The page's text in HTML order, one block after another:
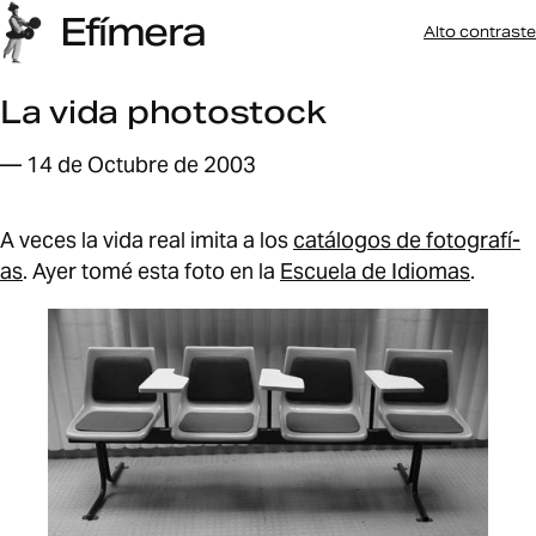
Efímera Alto contraste
La vida photostock
— 14 de Octubre de 2003
A veces la vida real imita a los catálogos de fotografí­
as. Ayer tomé esta foto en la Escuela de Idiomas.